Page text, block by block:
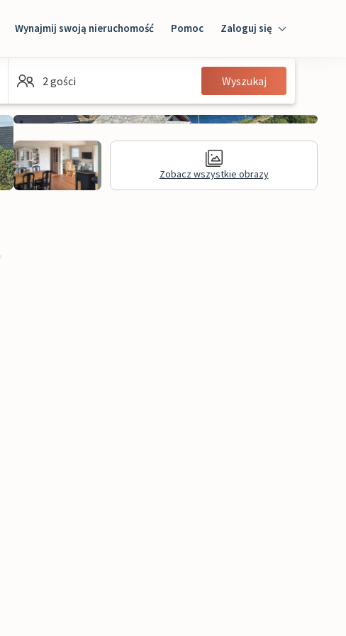
Wynajmij swoją nieruchomość Pomoc Zaloguj się
Zaloguj się
Gość
2 gości Wyszukaj
Zobacz wszystkie obrazy